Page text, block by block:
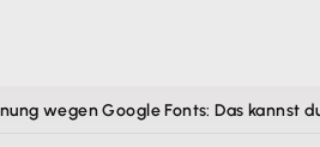
wegen Google Fonts: Das kannst